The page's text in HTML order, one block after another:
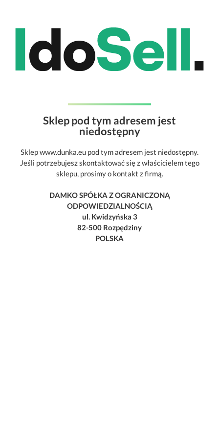
Sklep pod tym adresem jest
niedostępny
Sklep www.dunka.eu pod tym adresem jest niedostępny.
Jeśli potrzebujesz skontaktować się z właścicielem tego
sklepu, prosimy o kontakt z firmą.
DAMKO SPÓŁKA Z OGRANICZONĄ
ODPOWIEDZIALNOŚCIĄ
ul. Kwidzyńska 3
82-500 Rozpędziny
POLSKA